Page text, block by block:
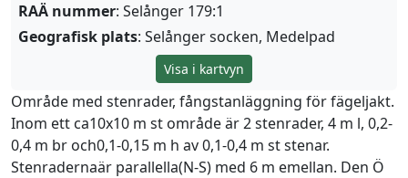
RAÄ nummer: Selånger 179:1
Geografisk plats: Selånger socken, Medelpad
Visa i kartvyn
Område med stenrader, fångstanläggning för fägeljakt.
Inom ett ca10x10 m st område är 2 stenrader, 4 m l, 0,2-
0,4 m br och0,1-0,15 m h av 0,1-0,4 m st stenar.
Stenradernaär parallella(N-S) med 6 m emellan. Den Ö